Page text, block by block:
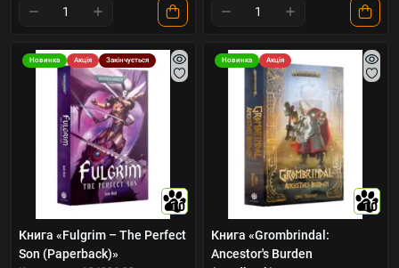
Новинка Акція Закінчується
10
Книга «Fulgrim – The Perfect
Son (Paperback)»
Новинка Акція
10
Книга «Grombrindal:
Ancestor's Burden